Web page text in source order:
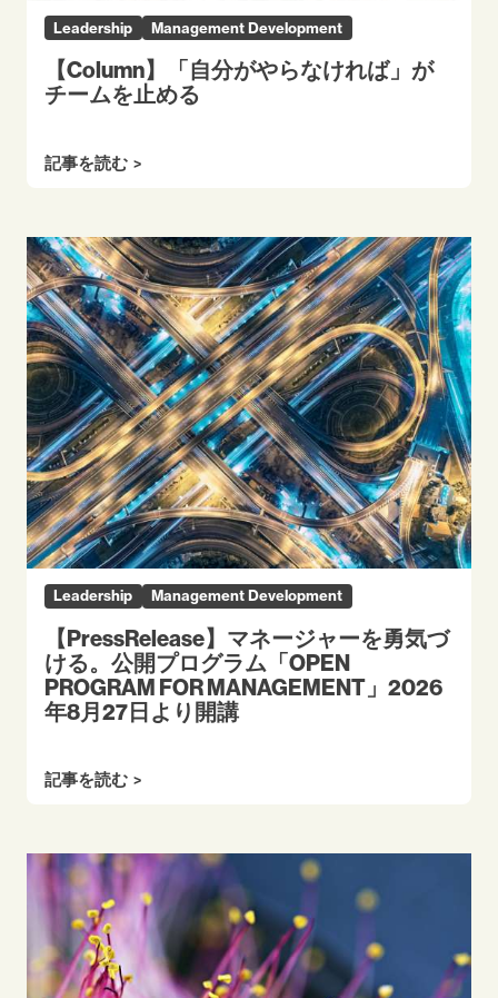
Leadership Management Development
【Column】「自分がやらなければ」が
チームを止める
記事を読む
Leadership Management Development
【PressRelease】マネージャーを勇気づ
ける。公開プログラム「OPEN
PROGRAM FOR MANAGEMENT」2026
年8月27日より開講
記事を読む